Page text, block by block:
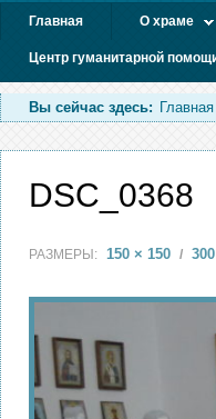
Главная О храме
Центр гуманитарной
Вы сейчас здесь: Главная
DSC_0368
РАЗМЕРЫ: 150 × 150 /